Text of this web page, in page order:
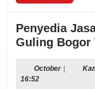
Penyedia
Guling Bogor
OctoberOctober
|
16:52